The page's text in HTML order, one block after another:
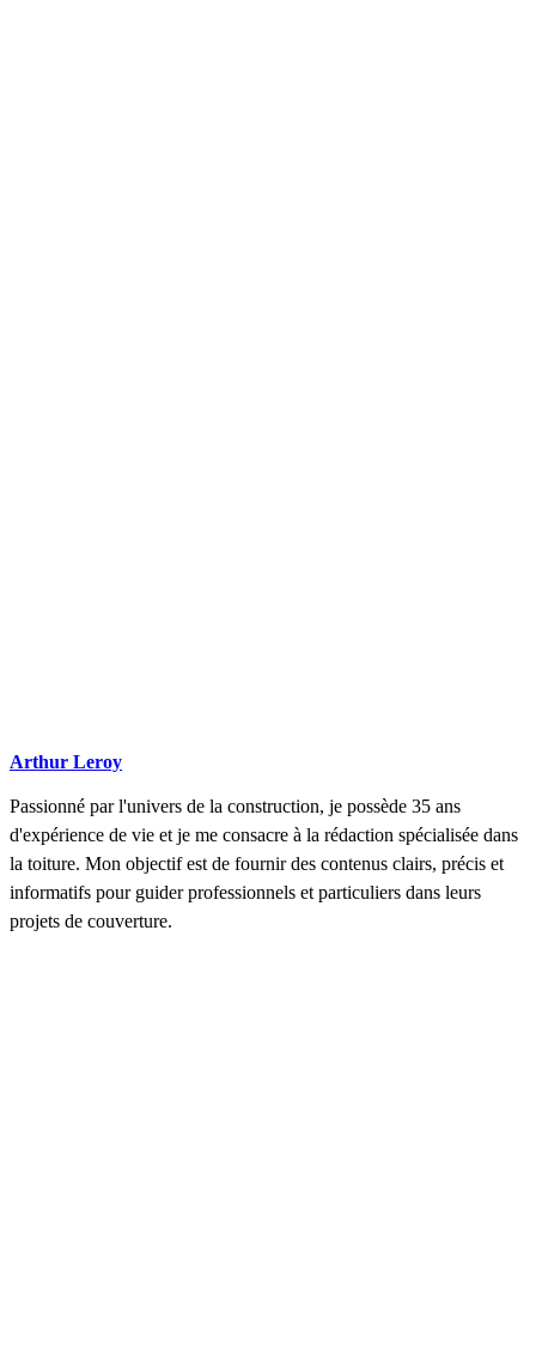
Arthur Leroy
Passionné par l'univers de la construction, je possède 35 ans
d'expérience de vie et je me consacre à la rédaction spécialisée dans
la toiture. Mon objectif est de fournir des contenus clairs, précis et
informatifs pour guider professionnels et particuliers dans leurs
projets de couverture.